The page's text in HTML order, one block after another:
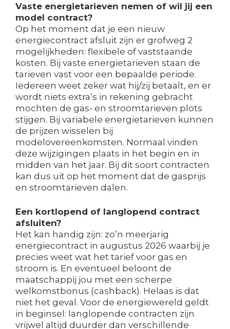
Vaste energietarieven nemen of wil jij een
model contract?
Op het moment dat je een nieuw
energiecontract afsluit zijn er grofweg 2
mogelijkheden: flexibele of vaststaande
kosten. Bij vaste energietarieven staan de
tarieven vast voor een bepaalde periode.
Iedereen weet zeker wat hij/zij betaalt, en er
wordt niets extra’s in rekening gebracht
mochten de gas- en stroomtarieven plots
stijgen. Bij variabele energietarieven kunnen
de prijzen wisselen bij
modelovereenkomsten. Normaal vinden
deze wijzigingen plaats in het begin en in
midden van het jaar. Bij dit soort contracten
kan dus uit op het moment dat de gasprijs
en stroomtarieven dalen.
Een kortlopend of langlopend contract
afsluiten?
Het kan handig zijn: zo’n meerjarig
energiecontract in augustus 2026 waarbij je
precies weet wat het tarief voor gas en
stroom is. En eventueel beloont de
maatschappij jou met een scherpe
welkomstbonus (cashback). Helaas is dat
niet het geval. Voor de energiewereld geldt
in beginsel: langlopende contracten zijn
vrijwel altijd duurder dan verschillende